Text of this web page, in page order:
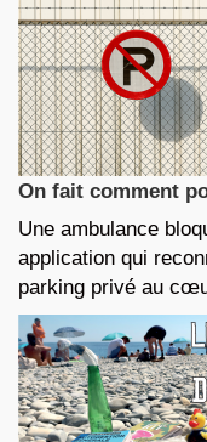
On fait comment
Une ambulance
application qui
parking privé au